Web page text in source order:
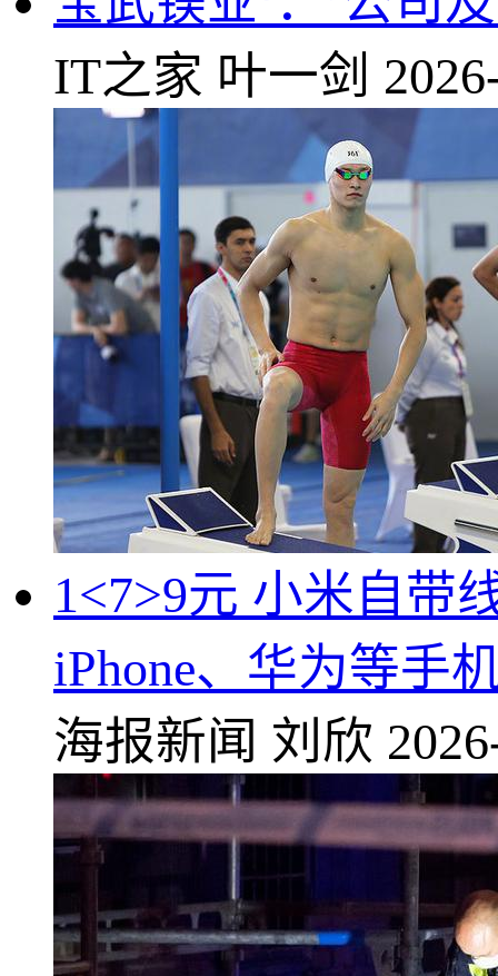
IT之家 叶一剑
1<7>9元 小米自带
iPhone、华为等手
海报新闻 刘欣